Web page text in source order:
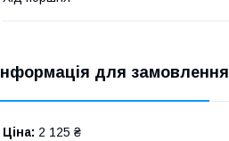
Інформація для замовлення
Ціна: 2 125 ₴